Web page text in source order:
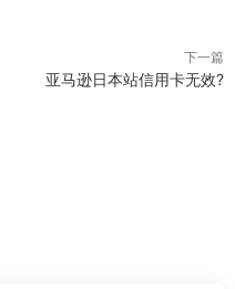
下一篇
亚马逊日本站信用卡无效?